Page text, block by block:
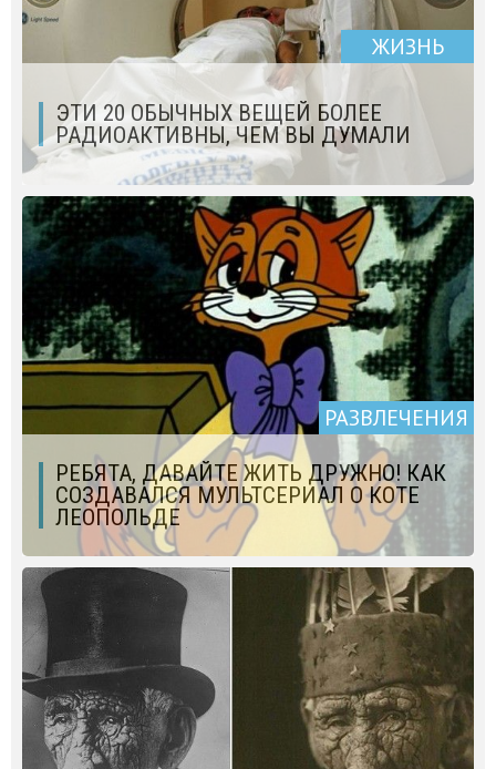
ЖИЗНЬ
ЭТИ 20 ОБЫЧНЫХ ВЕЩЕЙ БОЛЕЕ
РАДИОАКТИВНЫ, ЧЕМ ВЫ ДУМАЛИ
РАЗВЛЕЧЕНИЯ
РЕБЯТА, ДАВАЙТЕ ЖИТЬ ДРУЖНО! КАК
СОЗДАВАЛСЯ МУЛЬТСЕРИАЛ О КОТЕ
ЛЕОПОЛЬДЕ